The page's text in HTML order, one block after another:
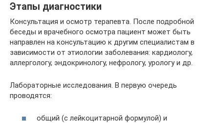
Этапы диагностики
Консультация и осмотр терапевта. После подробной
беседы и врачебного осмотра пациент может быть
направлен на консультацию к другим специалистам в
зависимости от этиологии заболевания: кардиологу,
аллергологу, эндокринологу, нефрологу, урологу и др.
Лабораторные исследования. В первую очередь
проводятся:
общий (с лейкоцитарной формулой) и